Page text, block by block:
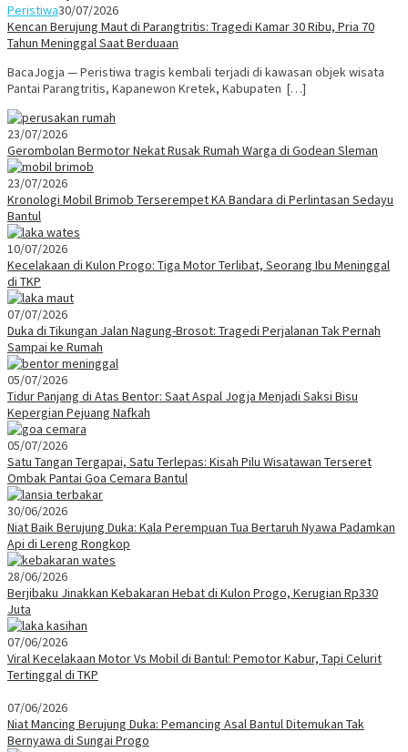
Peristiwa30/07/2026
Kencan Berujung Maut di Parangtritis: Tragedi Kamar 30 Ribu, Pria 70
Tahun Meninggal Saat Berduaan
BacaJogja — Peristiwa tragis kembali terjadi di kawasan objek wisata
Pantai Parangtritis, Kapanewon Kretek, Kabupaten […]
23/07/2026
Gerombolan Bermotor Nekat Rusak Rumah Warga di Godean Sleman
23/07/2026
Kronologi Mobil Brimob Terserempet KA Bandara di Perlintasan Sedayu
Bantul
10/07/2026
Kecelakaan di Kulon Progo: Tiga Motor Terlibat, Seorang Ibu Meninggal
di TKP
07/07/2026
Duka di Tikungan Jalan Nagung-Brosot: Tragedi Perjalanan Tak Pernah
Sampai ke Rumah
05/07/2026
Tidur Panjang di Atas Bentor: Saat Aspal Jogja Menjadi Saksi Bisu
Kepergian Pejuang Nafkah
05/07/2026
Satu Tangan Tergapai, Satu Terlepas: Kisah Pilu Wisatawan Terseret
Ombak Pantai Goa Cemara Bantul
30/06/2026
Niat Baik Berujung Duka: Kala Perempuan Tua Bertaruh Nyawa Padamkan
Api di Lereng Rongkop
28/06/2026
Berjibaku Jinakkan Kebakaran Hebat di Kulon Progo, Kerugian Rp330
Juta
07/06/2026
Viral Kecelakaan Motor Vs Mobil di Bantul: Pemotor Kabur, Tapi Celurit
Tertinggal di TKP
07/06/2026
Niat Mancing Berujung Duka: Pemancing Asal Bantul Ditemukan Tak
Bernyawa di Sungai Progo